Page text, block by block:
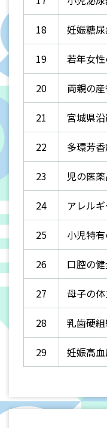
18 妊娠糖
19 若年女
20 両親の
21 宮城県
22 多環芳
23 児の医
24 アレル
25 小児特
26 口腔の
27 母子の
28 乳歯硬
29 妊娠高